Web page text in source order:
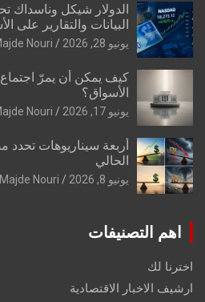
الدولار شيكل وناسداك
البيانات والتقارير على
يونيو 28, 2026 Nouri
كيف يمكن أن يمرّ
الأسواق؟
يونيو 17, 2026 Nouri
أربعة سيناريوهات تحدد
الحالي
يونيو 8, 2026 Majde Nouri
اهم التصنيفات
اخترنا لك
ارشيف الاخبار الاقتصادية